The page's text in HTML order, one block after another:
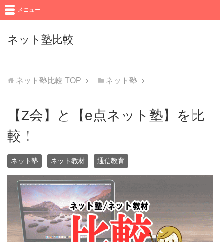
ネット塾比較
メニュー
ネット塾比較 TOP ネット塾
【Z会】と【e点ネット塾】を比
較！
ネット塾 ネット教材 通信教育